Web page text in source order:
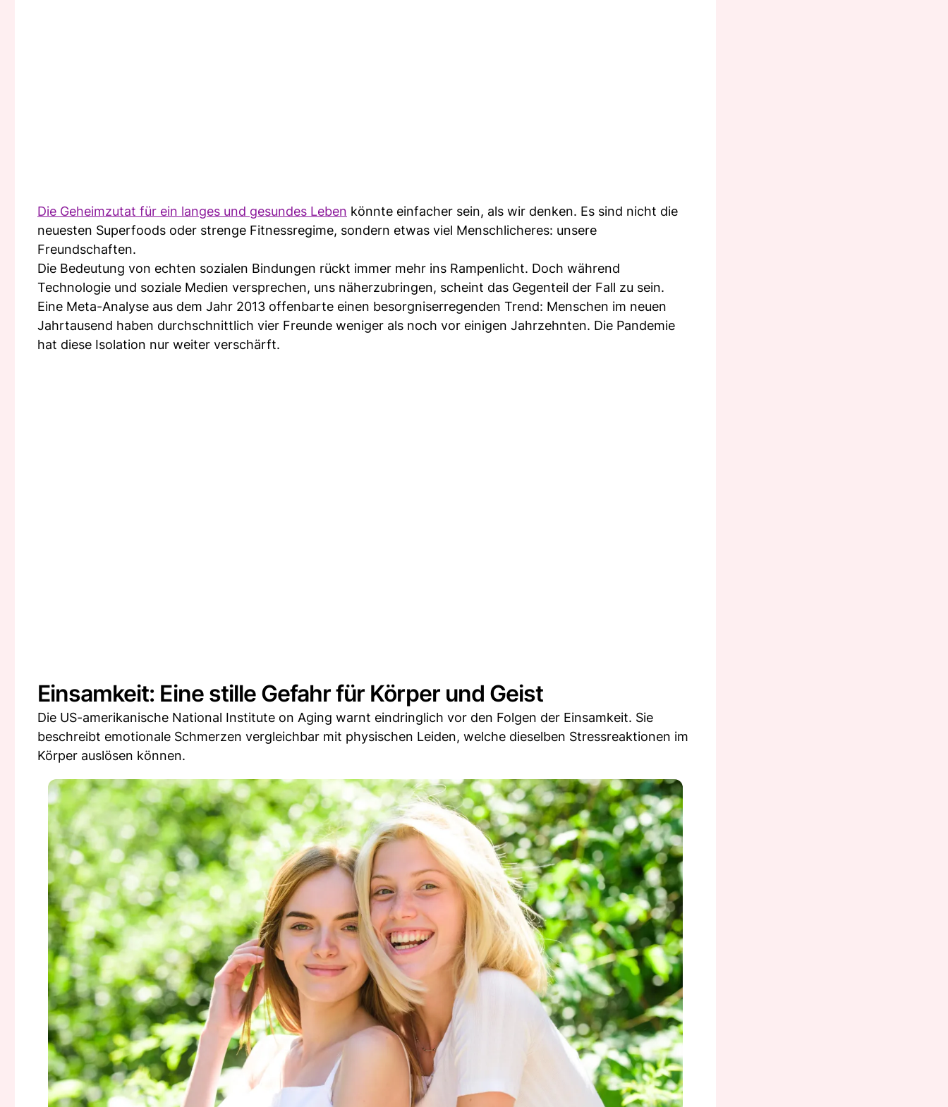
Die Geheimzutat für ein langes und gesundes Leben könnte einfacher sein, als wir denken. Es sind nicht die
neuesten Superfoods oder strenge Fitnessregime, sondern etwas viel Menschlicheres: unsere
Freundschaften.
Die Bedeutung von echten sozialen Bindungen rückt immer mehr ins Rampenlicht. Doch während
Technologie und soziale Medien versprechen, uns näherzubringen, scheint das Gegenteil der Fall zu sein.
Eine Meta-Analyse aus dem Jahr 2013 offenbarte einen besorgniserregenden Trend: Menschen im neuen
Jahrtausend haben durchschnittlich vier Freunde weniger als noch vor einigen Jahrzehnten. Die Pandemie
hat diese Isolation nur weiter verschärft.
Einsamkeit: Eine stille Gefahr für Körper und Geist
Die US-amerikanische National Institute on Aging warnt eindringlich vor den Folgen der Einsamkeit. Sie
beschreibt emotionale Schmerzen vergleichbar mit physischen Leiden, welche dieselben Stressreaktionen im
Körper auslösen können.